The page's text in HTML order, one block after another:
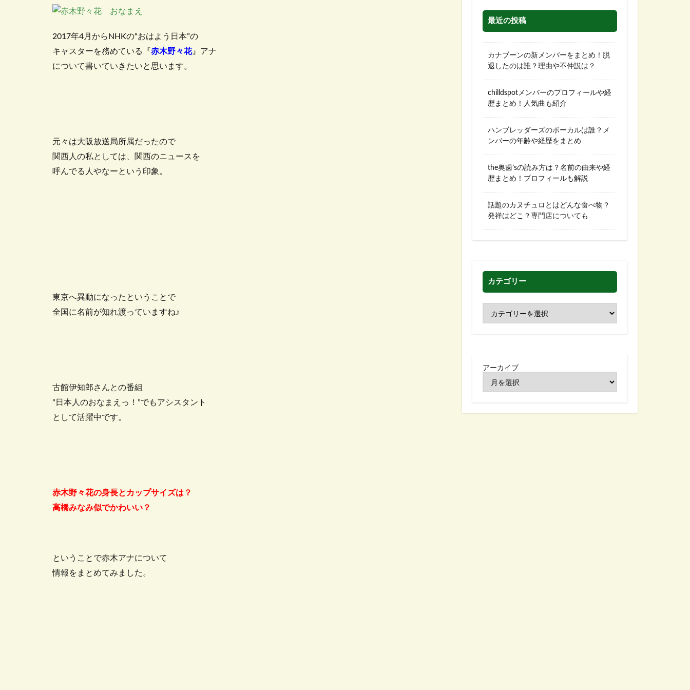
2017年4月からNHKの“おはよう日本”の
キャスターを務めている『 赤木野々花』アナ
について書いていきたいと思います。
元々は大阪放送局所属だったので
関西人の私としては、関西のニュースを
呼んでる人やなーという印象。
東京へ異動になったということで
全国に名前が知れ渡っていますね♪
古館伊知郎さんとの番組
“日本人のおなまえっ！”でもアシスタント
として活躍中です。
赤木野々花の身長とカップサイズは？
高橋みなみ似でかわいい？
ということで赤木アナについて
情報をまとめてみました。
最近の投稿
カナブーンの新メンバーをまとめ！脱
退したのは誰？理由や不仲説は？
chilldspotメンバーのプロフィールや経
歴まとめ！人気曲も紹介
ハンブレッダーズのボーカルは誰？メ
ンバーの年齢や経歴をまとめ
the奥歯’sの読み方は？名前の由来や経
歴まとめ！プロフィールも解説
話題のカヌチュロとはどんな食べ物？
発祥はどこ？専門店についても
カテゴリー
アーカイブ